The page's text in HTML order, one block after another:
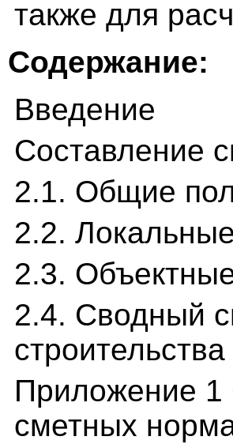
также для
Содержание:
Введение
Составление
2.1. Общие
2.2.
2.3.
2.4. Сводный
строительства
Приложение 1
сметных